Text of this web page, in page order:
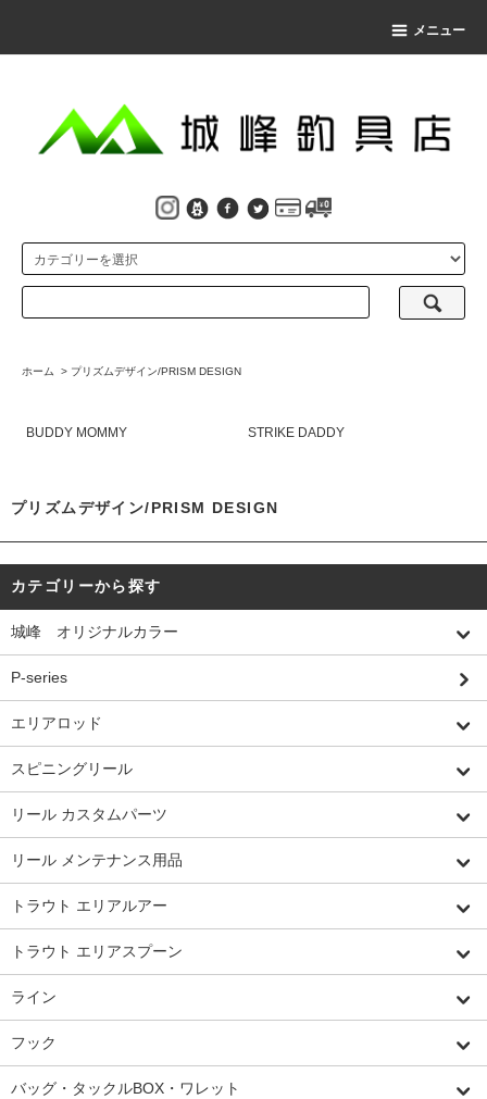
メニュー
ホーム > プリズムデザイン/PRISM DESIGN
BUDDY MOMMY STRIKE DADDY
プリズムデザイン/PRISM DESIGN
カテゴリーから探す
城峰 オリジナルカラー
P-series
エリアロッド
スピニングリール
リール カスタムパーツ
リール メンテナンス用品
トラウト エリアルアー
トラウト エリアスプーン
ライン
フック
バッグ・タックルBOX・ワレット